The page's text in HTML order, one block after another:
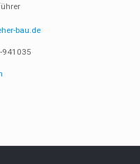
bau.de
941035